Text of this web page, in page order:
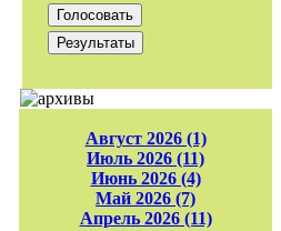
Август 2026 (1)
Июль 2026 (11)
Июнь 2026 (4)
Май 2026 (7)
Апрель 2026 (11)